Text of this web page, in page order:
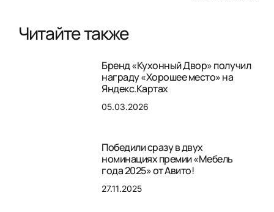
Читайте также
Бренд «Кухонный Двор» получил
награду «Хорошее место» на
Яндекс.Картах
05.03.2026
Победили сразу в двух
номинациях премии «Мебель
года 2025» от Авито!
27.11.2025